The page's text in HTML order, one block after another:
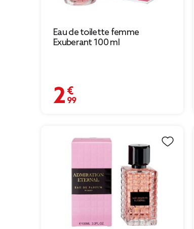
Eau de toilette femme
Exuberant 100 ml
2,99 €